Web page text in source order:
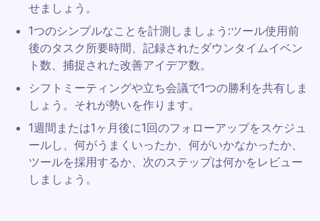
せましょう。
1つのシンプルなことを計測しましょう:ツール使用前
後のタスク所要時間、記録されたダウンタイムイベン
ト数、捕捉された改善アイデア数。
シフトミーティングや立ち会議で1つの勝利を共有しま
しょう。それが勢いを作ります。
1週間または1ヶ月後に1回のフォローアップをスケジュ
ールし、何がうまくいったか、何がいかなかったか、
ツールを採用するか、次のステップは何かをレビュー
しましょう。